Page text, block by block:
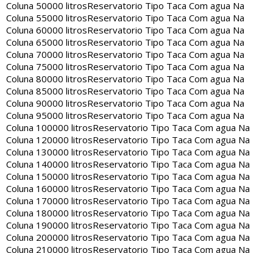
Coluna 50000 litrosReservatorio Tipo Taca Com agua Na
Coluna 55000 litrosReservatorio Tipo Taca Com agua Na
Coluna 60000 litrosReservatorio Tipo Taca Com agua Na
Coluna 65000 litrosReservatorio Tipo Taca Com agua Na
Coluna 70000 litrosReservatorio Tipo Taca Com agua Na
Coluna 75000 litrosReservatorio Tipo Taca Com agua Na
Coluna 80000 litrosReservatorio Tipo Taca Com agua Na
Coluna 85000 litrosReservatorio Tipo Taca Com agua Na
Coluna 90000 litrosReservatorio Tipo Taca Com agua Na
Coluna 95000 litrosReservatorio Tipo Taca Com agua Na
Coluna 100000 litrosReservatorio Tipo Taca Com agua Na
Coluna 120000 litrosReservatorio Tipo Taca Com agua Na
Coluna 130000 litrosReservatorio Tipo Taca Com agua Na
Coluna 140000 litrosReservatorio Tipo Taca Com agua Na
Coluna 150000 litrosReservatorio Tipo Taca Com agua Na
Coluna 160000 litrosReservatorio Tipo Taca Com agua Na
Coluna 170000 litrosReservatorio Tipo Taca Com agua Na
Coluna 180000 litrosReservatorio Tipo Taca Com agua Na
Coluna 190000 litrosReservatorio Tipo Taca Com agua Na
Coluna 200000 litrosReservatorio Tipo Taca Com agua Na
Coluna 210000 litrosReservatorio Tipo Taca Com agua Na